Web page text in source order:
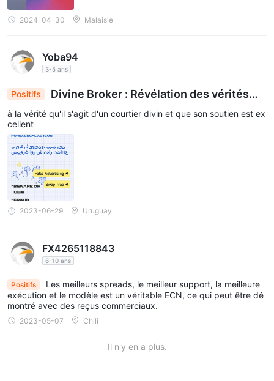
2024-04-30 Malaisie
Yoba94
3-5 ans
Positifs
Divine Broker : Révélation des vérités
d'un support exceptionnel
à la vérité qu'il s'agit d'un courtier divin et que son soutien est ex
cellent
2023-06-29 Uruguay
FX4265118843
6-10 ans
Positifs
Les meilleurs spreads, le meilleur support, la meilleure
exécution et le modèle est un véritable ECN, ce qui peut être dé
montré avec des reçus commerciaux.
2023-05-07 Chili
Il n'y en a plus.